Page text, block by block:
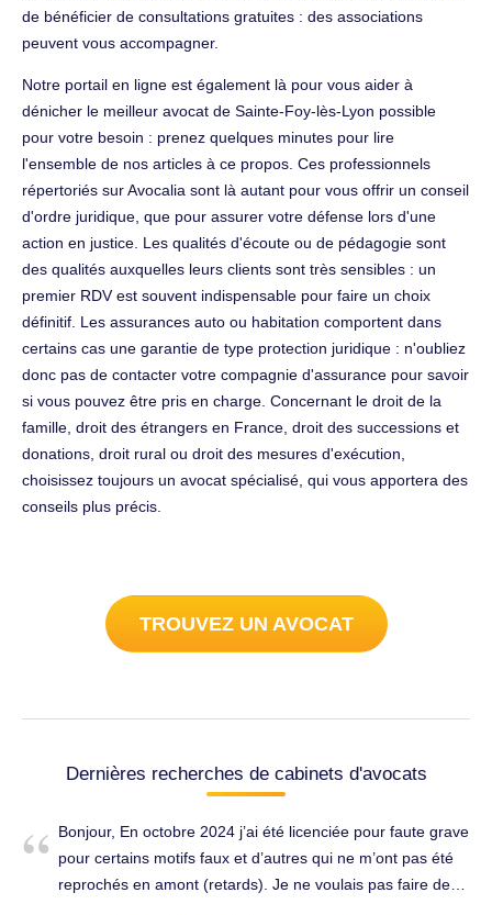
de bénéficier de consultations gratuites : des associations
peuvent vous accompagner.
Notre portail en ligne est également là pour vous aider à
dénicher le meilleur avocat de Sainte-Foy-lès-Lyon possible
pour votre besoin : prenez quelques minutes pour lire
l'ensemble de nos articles à ce propos. Ces professionnels
répertoriés sur Avocalia sont là autant pour vous offrir un conseil
d'ordre juridique, que pour assurer votre défense lors d'une
action en justice. Les qualités d'écoute ou de pédagogie sont
des qualités auxquelles leurs clients sont très sensibles : un
premier RDV est souvent indispensable pour faire un choix
définitif. Les assurances auto ou habitation comportent dans
certains cas une garantie de type protection juridique : n'oubliez
donc pas de contacter votre compagnie d'assurance pour savoir
si vous pouvez être pris en charge. Concernant le droit de la
famille, droit des étrangers en France, droit des successions et
donations, droit rural ou droit des mesures d'exécution,
choisissez toujours un avocat spécialisé, qui vous apportera des
conseils plus précis.
TROUVEZ UN AVOCAT
Dernières recherches de cabinets d'avocats
Bonjour, En octobre 2024 j’ai été licenciée pour faute grave
pour certains motifs faux et d’autres qui ne m’ont pas été
reprochés en amont (retards). Je ne voulais pas faire de